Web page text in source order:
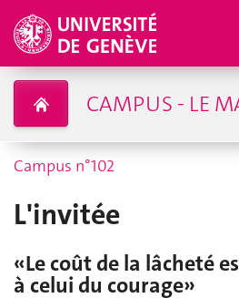
CAMPUS - LE
Campus n°102
L'invitée
«Le coût de la lâcheté
à celui du courage»